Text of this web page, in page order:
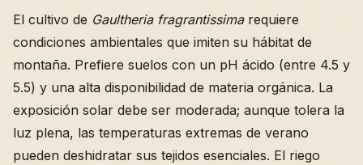
El cultivo de Gaultheria fragrantissimarequiere
condiciones ambientales que imiten su hábitat de
montaña. Prefiere suelos con un pH ácido (entre 4.5 y
5.5) y una alta disponibilidad de materia orgánica. La
exposición solar debe ser moderada; aunque tolera la
luz plena, las temperaturas extremas de verano
pueden deshidratar sus tejidos esenciales. El riego